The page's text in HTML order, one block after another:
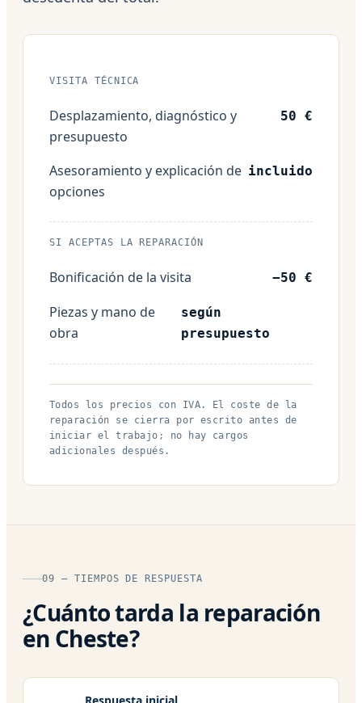
VISITA TÉCNICA
Desplazamiento, diagnóstico y
presupuesto
50 €
Asesoramiento y explicación de
opciones
incluido
SI ACEPTAS LA REPARACIÓN
Bonificación de la visita −50 €
Piezas y mano de
obra
según
presupuesto
Todos los precios con IVA. El coste de la
reparación se cierra por escrito antes de
iniciar el trabajo; no hay cargos
adicionales después.
09 — TIEMPOS DE RESPUESTA
¿Cuánto tarda la reparación
en Cheste?